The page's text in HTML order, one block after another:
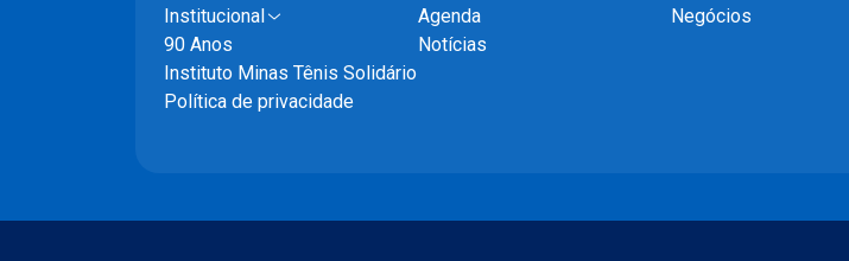
Institucional
90 Anos
Instituto Minas Tênis Solidário
Política de privacidade
Agenda
Notícias
Negócios